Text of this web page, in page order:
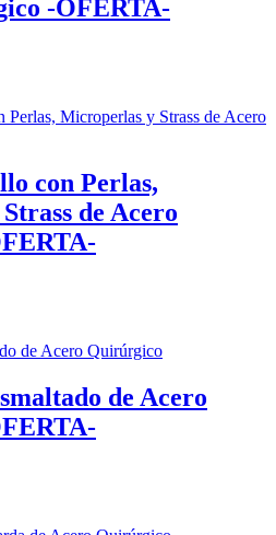
-OFERTA-
con Perlas,
de Acero
de Acero